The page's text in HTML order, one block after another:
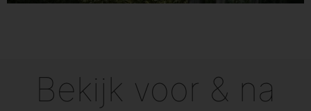
Bekijk voor & na